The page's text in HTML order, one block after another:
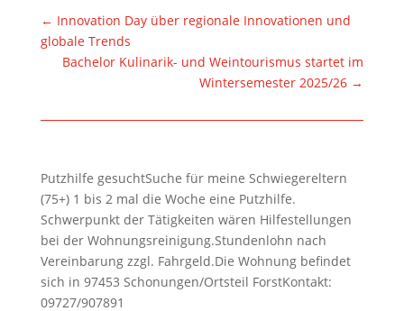
← Innovation Day über regionale Innovationen und
globale Trends
Bachelor Kulinarik- und Weintourismus startet im
Wintersemester 2025/26 →
Putzhilfe gesuchtSuche für meine Schwiegereltern
(75+) 1 bis 2 mal die Woche eine Putzhilfe.
Schwerpunkt der Tätigkeiten wären Hilfestellungen
bei der Wohnungsreinigung.Stundenlohn nach
Vereinbarung zzgl. Fahrgeld.Die Wohnung befindet
sich in 97453 Schonungen/Ortsteil ForstKontakt:
09727/907891